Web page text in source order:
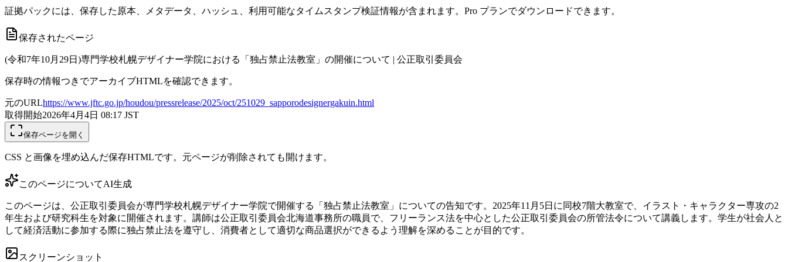
証拠パックには、保存した原本、メタデータ、ハッシュ、利用可能なタイムスタンプ検証情報が含まれます。Pro プランでダウンロードできます。
保存されたページ
(令和7年10月29日)専門学校札幌デザイナー学院における「独占禁止法教室」の開催について | 公正取引委員会
保存時の情報つきでアーカイブHTMLを確認できます。
元のURLhttps://www.jftc.go.jp/houdou/pressrelease/2025/oct/251029_sapporodesignergakuin.html
取得開始2026年4月4日 08:17 JST
保存ページを開く
CSS と画像を埋め込んだ保存HTMLです。元ページが削除されても開けます。
このページについてAI生成
このページは、公正取引委員会が専門学校札幌デザイナー学院で開催する「独占禁止法教室」についての告知です。2025年11月5日に同校7階大教室で、イラスト・キャラクター専攻の2
年生および研究科生を対象に開催されます。講師は公正取引委員会北海道事務所の職員で、フリーランス法を中心とした公正取引委員会の所管法令について講義します。学生が社会人と
して経済活動に参加する際に独占禁止法を遵守し、消費者として適切な商品選択ができるよう理解を深めることが目的です。
スクリーンショット